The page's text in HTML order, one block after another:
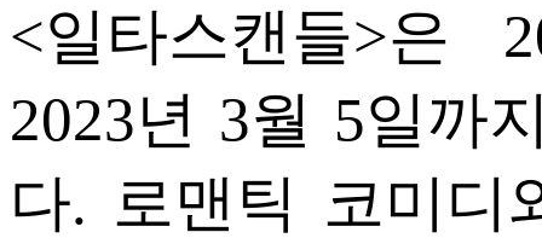
<일타스캔들>은
2023년 3월 5일까
다. 로맨틱 코미디